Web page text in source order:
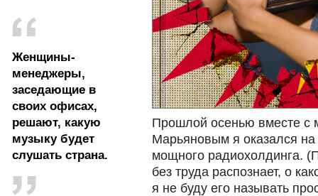
Женщины-
менеджеры,
заседающие в
своих офисах,
решают, какую
музыку будет
слушать страна.
Прошлой осенью вместе с
Марьяновым я оказался на
мощного радиохолдинга.
без труда распознает, о
я не буду его называть